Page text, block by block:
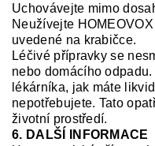
Uchovávejte mimo
Neužívejte HOMEOVOX
uvedené na krabičce.
Léčivé přípravky se
nebo domácího
lékárníka, jak máte
nepotřebujete. Tato
životní prostředí.
6. DALŠÍ INFORMACE